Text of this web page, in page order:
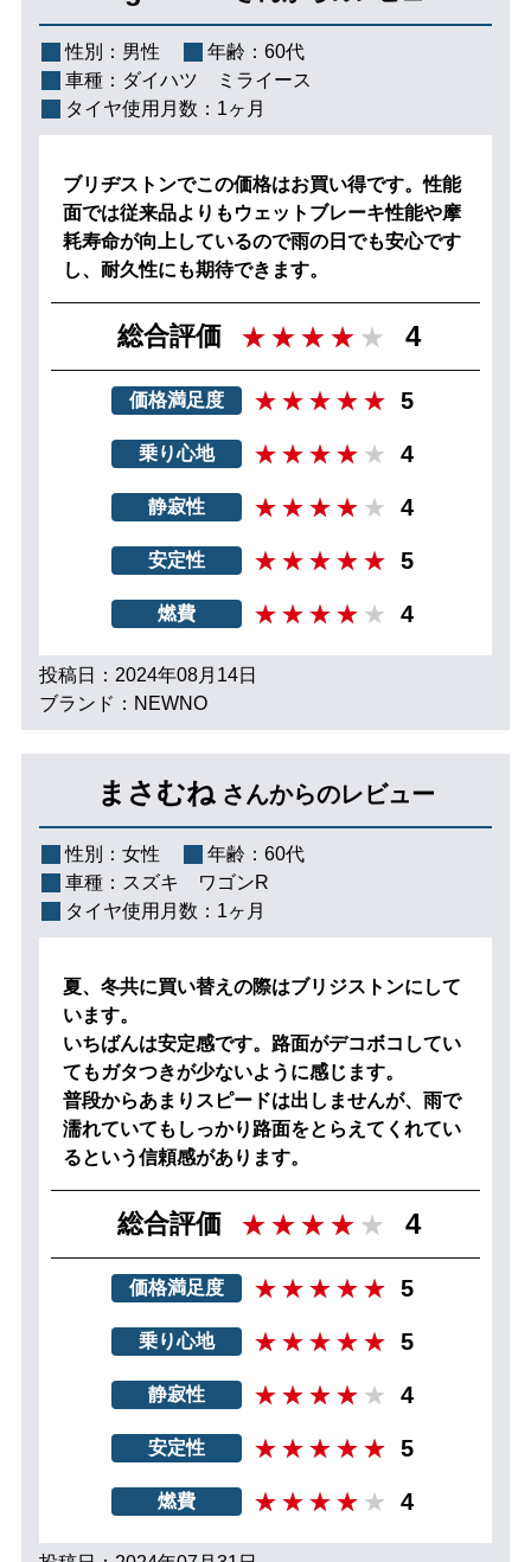
性別： 男性 年齢： 60代
車種： ダイハツ ミライース
タイヤ使用月数： 1ヶ月
ブリヂストンでこの価格はお買い得です。性能
面では従来品よりもウェットブレーキ性能や摩
耗寿命が向上しているので雨の日でも安心です
し、耐久性にも期待できます。
総合評価 4
価格満足度 5
乗り心地 4
静寂性 4
安定性 5
燃費 4
投稿日：2024年08月14日
ブランド：NEWNO
まさむね さんからのレビュー
性別： 女性 年齢： 60代
車種： スズキ ワゴンR
タイヤ使用月数： 1ヶ月
夏、冬共に買い替えの際はブリジストンにして
います。
いちばんは安定感です。路面がデコボコしてい
てもガタつきが少ないように感じます。
普段からあまりスピードは出しませんが、雨で
濡れていてもしっかり路面をとらえてくれてい
るという信頼感があります。
総合評価 4
価格満足度 5
乗り心地 5
静寂性 4
安定性 5
燃費 4